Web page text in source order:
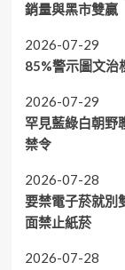
銷量與黑市雙贏
2026-07-29
85%警示圖文
2026-07-29
罕見藍綠白朝野
禁令
2026-07-28
要禁電子菸就別
面禁止紙菸
2026-07-28